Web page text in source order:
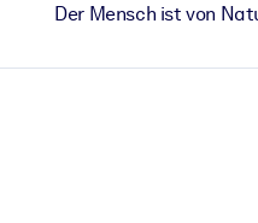
Der Mensch ist von